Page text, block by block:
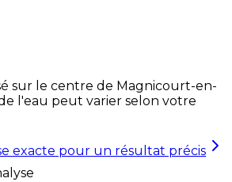
sur le centre de Magnicourt-en-
l'eau peut varier selon votre
exacte pour un résultat précis